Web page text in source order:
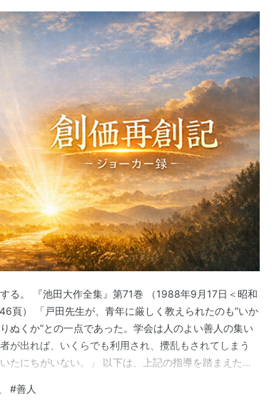
る。 『池田大作全集』第71巻 （1988年9月17日＜昭和
頁） 「戸田先生が、青年に厳しく教えられたのも”いか
ぬくか”との一点であった。学会は人のよい善人の集い
が出れば、いくらでも利用され、攪乱もされてしまう
たにちがいない。」 以下は、上記の指導を踏まえた、
に利用される。 現場で純粋に信心を励んでいる人にと
#善人